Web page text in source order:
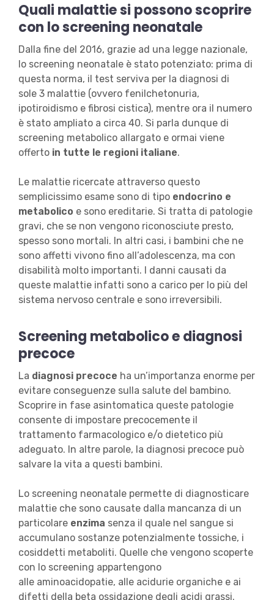
Quali malattie si possono scoprire
con lo screening neonatale
Dalla fine del 2016, grazie ad una legge nazionale,
lo screening neonatale è stato potenziato: prima di
questa norma, il test serviva per la diagnosi di
sole 3 malattie (ovvero fenilchetonuria,
ipotiroidismo e fibrosi cistica), mentre ora il numero
è stato ampliato a circa 40. Si parla dunque di
screening metabolico allargato e ormai viene
offerto in tutte le regioni italiane.
Le malattie ricercate attraverso questo
semplicissimo esame sono di tipo endocrino e
metabolico e sono ereditarie. Si tratta di patologie
gravi, che se non vengono riconosciute presto,
spesso sono mortali. In altri casi, i bambini che ne
sono affetti vivono fino all’adolescenza, ma con
disabilità molto importanti. I danni causati da
queste malattie infatti sono a carico per lo più del
sistema nervoso centrale e sono irreversibili.
Screening metabolico e diagnosi
precoce
La diagnosi precoce ha un’importanza enorme per
evitare conseguenze sulla salute del bambino.
Scoprire in fase asintomatica queste patologie
consente di impostare precocemente il
trattamento farmacologico e/o dietetico più
adeguato. In altre parole, la diagnosi precoce può
salvare la vita a questi bambini.
Lo screening neonatale permette di diagnosticare
malattie che sono causate dalla mancanza di un
particolare enzima senza il quale nel sangue si
accumulano sostanze potenzialmente tossiche, i
cosiddetti metaboliti. Quelle che vengono scoperte
con lo screening appartengono
alle aminoacidopatie, alle acidurie organiche e ai
difetti della beta ossidazione degli acidi grassi.